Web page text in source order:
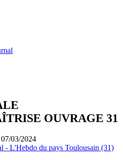
OUVRAGE 31
03/2024
- L'Hebdo du pays Toulousain (31)